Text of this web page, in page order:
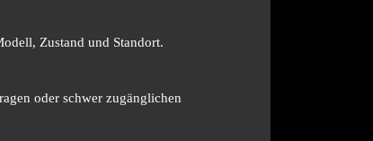
Zustand und Standort.
oder schwer zugänglichen